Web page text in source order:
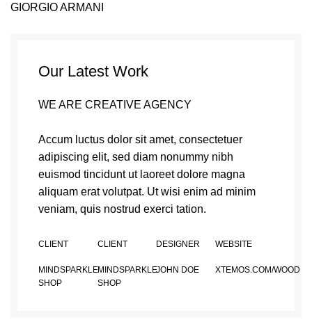
Our Latest Work
WE ARE CREATIVE AGENCY
Accum luctus dolor sit amet, consectetuer
adipiscing elit, sed diam nonummy nibh
euismod tincidunt ut laoreet dolore magna
aliquam erat volutpat. Ut wisi enim ad minim
veniam, quis nostrud exerci tation.
CLIENT
MINDSPARKLE
SHOP
CLIENT
MINDSPARKLE
SHOP
DESIGNER
JOHN DOE
WEBSITE
XTEMOS.COM/WOOD